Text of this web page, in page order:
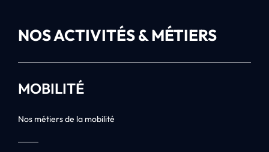
NOS ACTIVITÉS & MÉTIERS
MOBILITÉ
Nos métiers de la mobilité